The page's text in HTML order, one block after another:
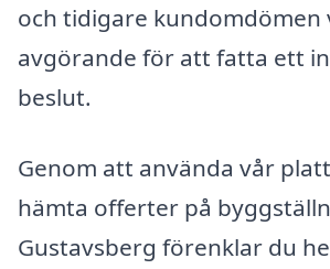
och tidigare kundomdömen
avgörande för att fatta ett
beslut.
Genom att använda vår
hämta offerter på
Gustavsberg förenklar du